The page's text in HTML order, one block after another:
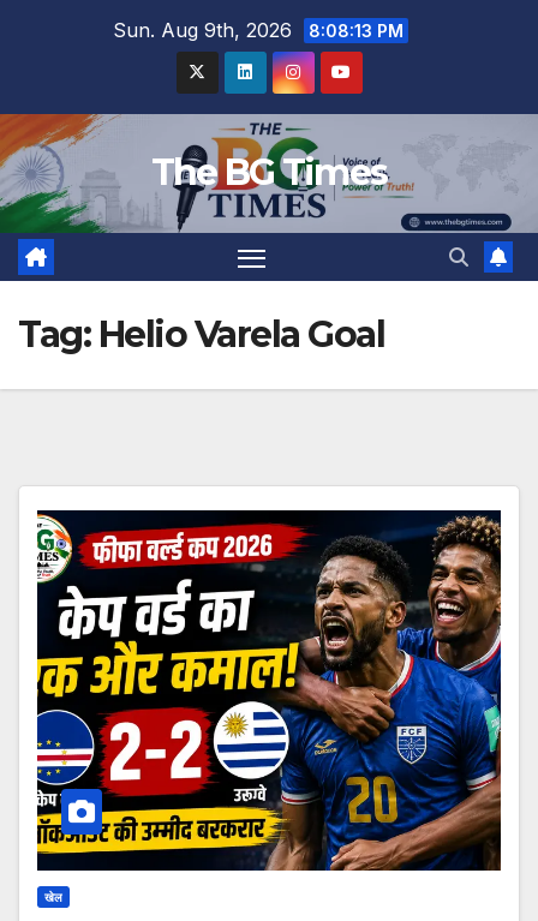
Sun. Aug 9th, 2026 8:08:14 PM
The BG Times
Tag: Helio Varela Goal
खेल